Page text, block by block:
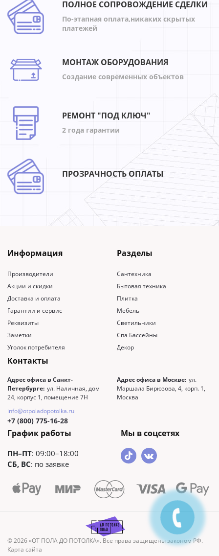
ПОЛНОЕ СОПРОВОЖДЕНИЕ СДЕЛКИ
По-этапная оплата,никаких скрытых
платежей
МОНТАЖ ОБОРУДОВАНИЯ
Создание современных объектов
РЕМОНТ "ПОД КЛЮЧ"
2 года гарантии
ПРОЗРАЧНОСТЬ ОПЛАТЫ
Информация
Производители
Акции и скидки
Доставка и оплата
Гарантии и сервис
Реквизиты
Заметки
Уголок потребителя
Разделы
Сантехника
Бытовая техника
Плитка
Мебель
Светильники
Спа Бассейны
Декор
Контакты
Адрес офиса в Санкт-
Петербурге: ул. Наличная, дом
24, корпус 1, помещение 7Н
Адрес офиса в Москве: ул.
Маршала Бирюзова, 4, корп. 1,
Москва
info@otpoladopotolka.ru
+7 (800) 775-16-28
График работы
ПН–ПТ: 09:00–18:00
СБ, ВС: по заявке
Мы в соцсетях
© 2026 «ОТ ПОЛА ДО ПОТОЛКА». Все права защищены законом РФ.
Карта сайта